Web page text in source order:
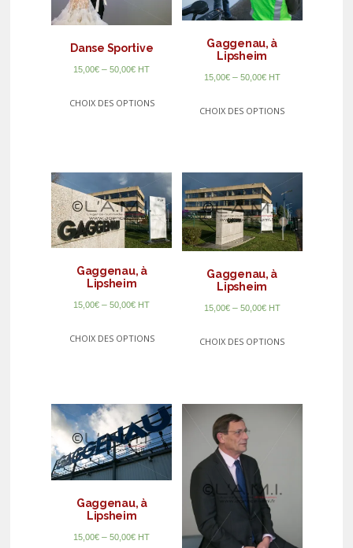
Danse Sportive
15,00€ –50,00€ HT
CHOIX DES OPTIONS
Gaggenau, à
Lipsheim
15,00€– 50,00€ HT
CHOIX DES OPTIONS
Gaggenau, à
Lipsheim
15,00€ –50,00€ HT
CHOIX DES OPTIONS
Gaggenau, à
Lipsheim
15,00€– 50,00€ HT
CHOIX DES OPTIONS
Gaggenau, à
Lipsheim
15,00€ –50,00€ HT